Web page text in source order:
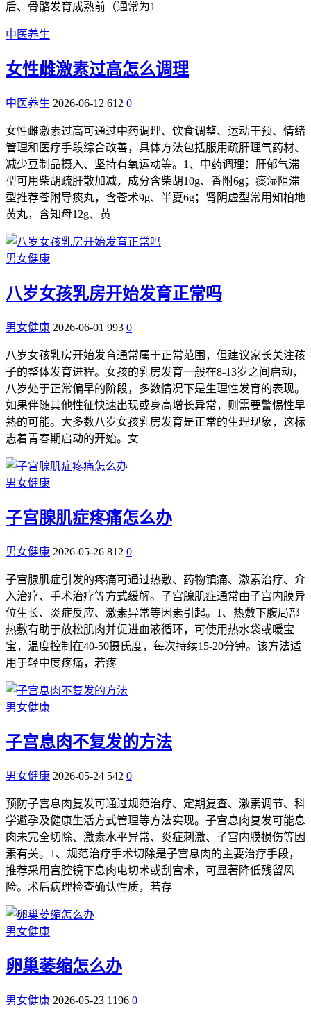
后、骨骼发育成熟前（通常为1
中医养生
女性雌激素过高怎么调理
中医养生 2026-06-12 612 0
女性雌激素过高可通过中药调理、饮食调整、运动干预、情绪
管理和医疗手段综合改善，具体方法包括服用疏肝理气药材、
减少豆制品摄入、坚持有氧运动等。1、中药调理：肝郁气滞
型可用柴胡疏肝散加减，成分含柴胡10g、香附6g；痰湿阻滞
型推荐苍附导痰丸，含苍术9g、半夏6g；肾阴虚型常用知柏地
黄丸，含知母12g、黄
男女健康
八岁女孩乳房开始发育正常吗
男女健康 2026-06-01 993 0
八岁女孩乳房开始发育通常属于正常范围，但建议家长关注孩
子的整体发育进程。女孩的乳房发育一般在8-13岁之间启动，
八岁处于正常偏早的阶段，多数情况下是生理性发育的表现。
如果伴随其他性征快速出现或身高增长异常，则需要警惕性早
熟的可能。大多数八岁女孩乳房发育是正常的生理现象，这标
志着青春期启动的开始。女
男女健康
子宫腺肌症疼痛怎么办
男女健康 2026-05-26 812 0
子宫腺肌症引发的疼痛可通过热敷、药物镇痛、激素治疗、介
入治疗、手术治疗等方式缓解。子宫腺肌症通常由子宫内膜异
位生长、炎症反应、激素异常等因素引起。1、热敷下腹局部
热敷有助于放松肌肉并促进血液循环，可使用热水袋或暖宝
宝，温度控制在40-50摄氏度，每次持续15-20分钟。该方法适
用于轻中度疼痛，若疼
男女健康
子宫息肉不复发的方法
男女健康 2026-05-24 542 0
预防子宫息肉复发可通过规范治疗、定期复查、激素调节、科
学避孕及健康生活方式管理等方法实现。子宫息肉复发可能息
肉未完全切除、激素水平异常、炎症刺激、子宫内膜损伤等因
素有关。1、规范治疗手术切除是子宫息肉的主要治疗手段，
推荐采用宫腔镜下息肉电切术或刮宫术，可显著降低残留风
险。术后病理检查确认性质，若存
男女健康
卵巢萎缩怎么办
男女健康 2026-05-23 1196 0